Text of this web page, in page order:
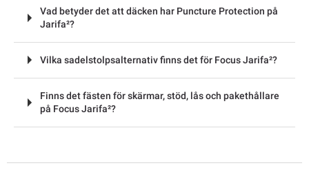
Vad betyder det att däcken har Puncture Protection på
Jarifa²?
Vilka sadelstolpsalternativ finns det för Focus Jarifa²?
Finns det fästen för skärmar, stöd, lås och pakethållare
på Focus Jarifa²?